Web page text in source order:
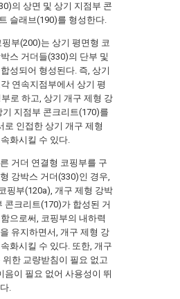
의 상면 및 상기 지점부 콘
슬래브(190)를 형성한다.
부(200)는 상기 평면형 코
스 거더들(330)의 단부 및
성되어 형성된다. 즉, 상기
연속지점부에서 상기 평
로 하고, 상기 개구 제형 강
지점부 콘크리트(170)를
로 인접한 상기 개구 제형
화시킬 수 있다.
거더 연결형 코핑부를 구
강박스 거더(330)인 경우,
핑부(120a), 개구 제형 강박
콘크리트(170)가 합성된 거
으로써, 코핑부의 내하력
유지하면서, 개구 제형 강
화시킬 수 있다. 또한, 개구
한 교량받침이 필요 없고
이 필요 없어 사용성이 뛰
.